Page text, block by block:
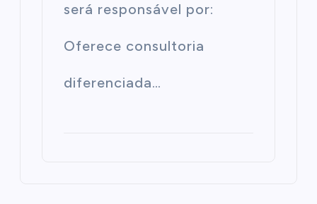
será responsável por:
Oferece consultoria
diferenciada…